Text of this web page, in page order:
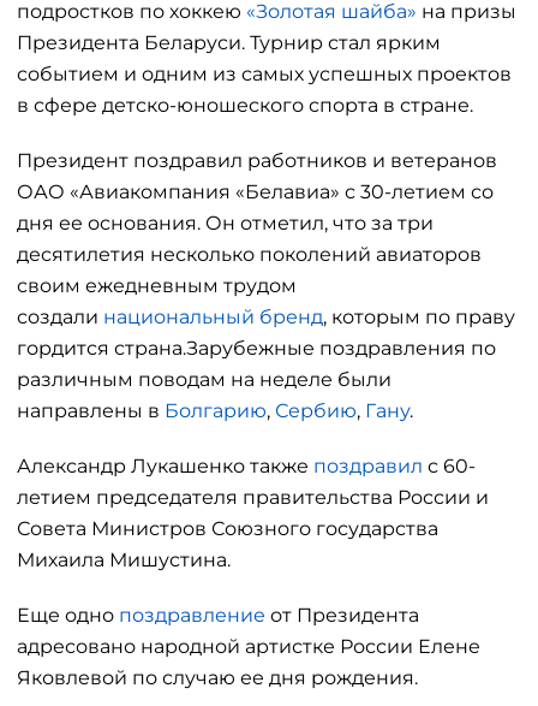
подростков по хоккею «Золотая шайба» на призы
Президента Беларуси. Турнир стал ярким
событием и одним из самых успешных проектов
в сфере детско-юношеского спорта в стране.
Президент поздравил работников и ветеранов
ОАО «Авиакомпания «Белавиа» с 30-летием со
дня ее основания. Он отметил, что за три
десятилетия несколько поколений авиаторов
своим ежедневным трудом
создали национальный бренд, которым по праву
гордится страна.Зарубежные поздравления по
различным поводам на неделе были
направлены в Болгарию, Сербию, Гану.
Александр Лукашенко также поздравил с 60-
летием председателя правительства России и
Совета Министров Союзного государства
Михаила Мишустина.
Еще одно поздравление от Президента
адресовано народной артистке России Елене
Яковлевой по случаю ее дня рождения.